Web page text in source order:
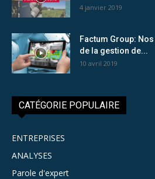
4 janvier 2019
Factum Group:
de la gestion de...
10 avril 2019
CATÉGORIE POPULAIRE
ENTREPRISES
ANALYSES
Parole d'expert